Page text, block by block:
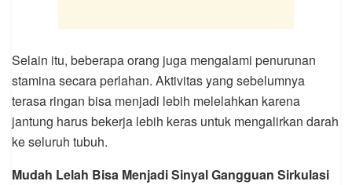
Selain itu, beberapa orang juga mengalami penurunan
stamina secara perlahan. Aktivitas yang sebelumnya
terasa ringan bisa menjadi lebih melelahkan karena
jantung harus bekerja lebih keras untuk mengalirkan darah
ke seluruh tubuh.
Mudah Lelah Bisa Menjadi Sinyal Gangguan Sirkulasi